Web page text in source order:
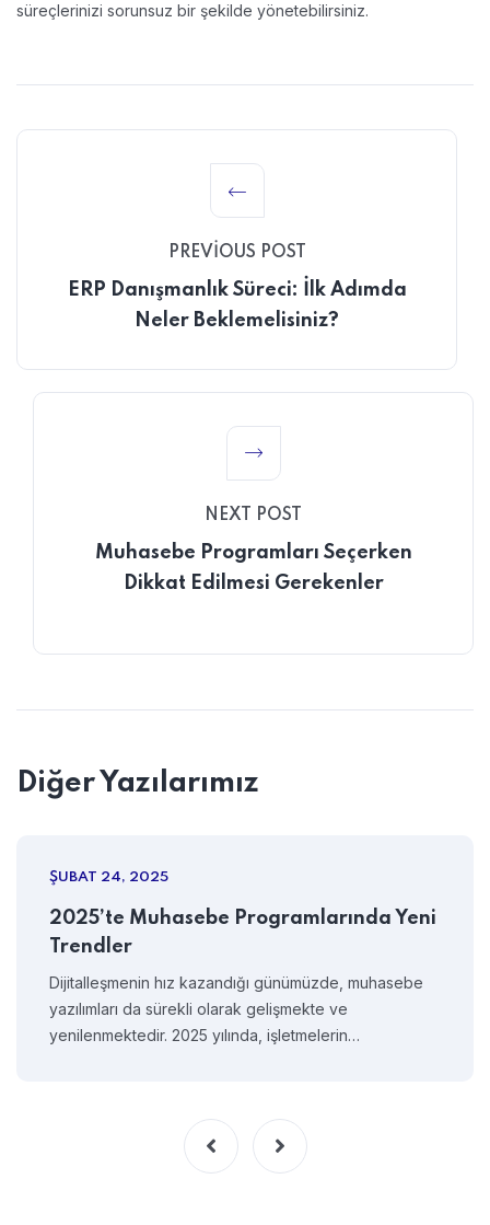
süreçlerinizi sorunsuz bir şekilde yönetebilirsiniz.
PREVIOUS POST
ERP Danışmanlık Süreci: İlk Adımda
Neler Beklemelisiniz?
NEXT POST
Muhasebe Programları Seçerken
Dikkat Edilmesi Gerekenler
Diğer Yazılarımız
ŞUBAT 24, 2025
2025’te Muhasebe Programlarında Yeni
Trendler
Dijitalleşmenin hız kazandığı günümüzde, muhasebe
yazılımları da sürekli olarak gelişmekte ve
yenilenmektedir. 2025 yılında, işletmelerin…